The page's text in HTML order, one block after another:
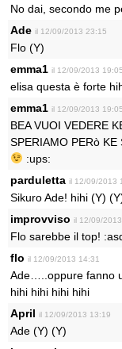
No dai, secondo me
Ade il 12/09/2013 23:15
Flo (Y)
emma1 il 12/09/2013 19:05
elisa questa è forte
emma1 il 12/09/2013 19:05
BEA VUOI VEDERE
SPERIAMO PERò KE
:ups:
parduletta il 12/09/2013
Sikuro Ade! hihi (Y)
improvviso il 12/09/
Flo sarebbe il top!
flo il 12/09/2013 14:31
Ade…..oppure fanno
hihi hihi hihi hihi
April il 12/09/2013 13:19
Ade (Y) (Y)